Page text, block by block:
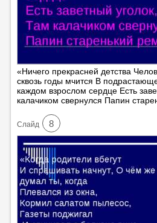
«Ничего прекрасней детства
сквозь годы мчится В
каждом взрослом сердце Есть
калачиком свернулся Папин
Cлайд 8